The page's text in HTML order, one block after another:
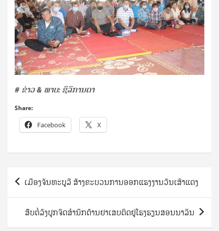
​# ຂ່າວ & ພາບ: ຊິລິການດາ
Share:
Facebook X
Post
navigation
ເມືອງຈັນທະບູລີ ສ້າງຂະບວນການອອກແຮງງານວັນເສົາແດງ
ສືບຕໍ່ລົງປູກຈິດສຳນຶກຕ້ານຢາເສບຕິດຢູ່ໂຮງຮຽນສອນນາລິນ